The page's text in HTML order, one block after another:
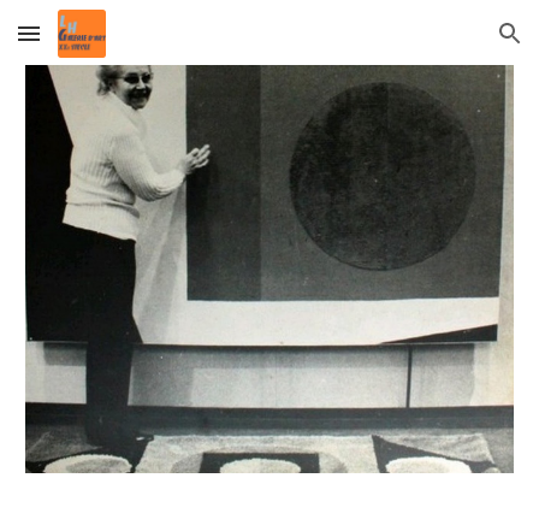
Skip to main content Skip to navigation